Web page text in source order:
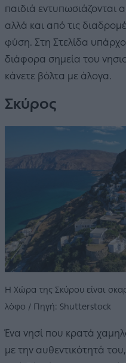
παιδιά
αλλά και από τις
φύση. Στη Στελίδα
διάφορα σημεία του
κάνετε βόλτα με άλογα.
Σκύρος
Η Χώρα της Σκύρου είναι
λόφο / Πηγή: Shutterstock
Ένα νησί που κρατά
με την αυθεντικότητά του,